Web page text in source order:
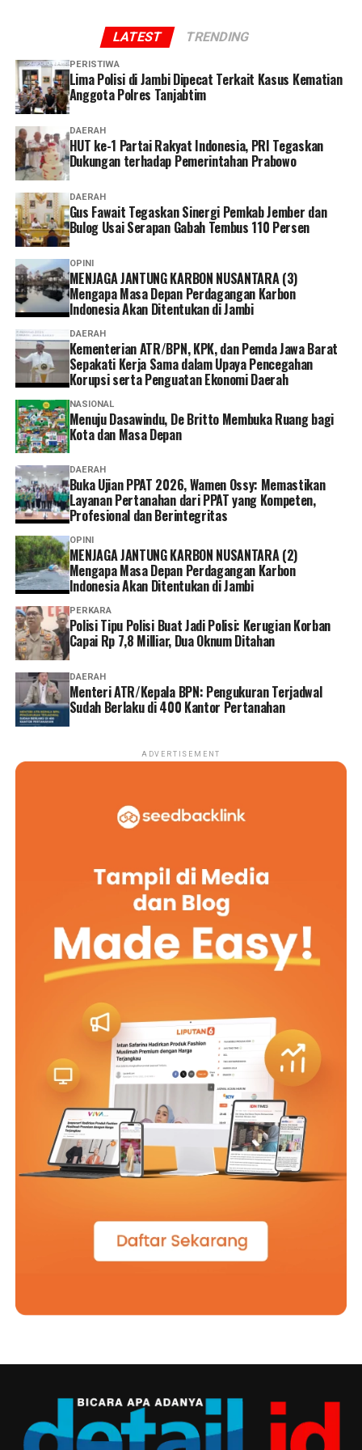
Dhia menilai layanan administrasi non tatap muka
menjadi solusi yang memudahkan peserta dalam
mengakses layanan BPJS Kesehatan.
Selain lebih praktis dan menghemat waktu, menurutnya
keberadaan berbagai kanal layanan digital memberikan
lebih banyak pilihan bagi peserta untuk mengurus
administrasi sesuai kebutuhan dan kondisi masing-
masing.
Ia pun menganggap kepesertaan JKN penting dimiliki
sebagai bentuk perlindungan kesehatan bagi diri sendiri
dan keluarga sekaligus mendukung keberlangsungan
Program JKN.
“Menurut saya, layanan non tatap muka ini sangat
memudahkan karena semua urusan administrasi bisa
diakses cukup melalui handphone. Saya berharap ke
depannya layanannya terus dikembangkan agar semakin
mudah digunakan dan kendala teknis bisa semakin
diminimalkan. Dengan begitu, peserta bisa mengurus
administrasi dengan lebih cepat tanpa harus datang dan
mengantre di kantor,” tuturnya. (*)
LATEST TRENDING
PERISTIWA
Lima Polisi di Jambi Dipecat Terkait Kasus Kematian
Anggota Polres Tanjabtim
DAERAH
HUT ke-1 Partai Rakyat Indonesia, PRI Tegaskan
Dukungan terhadap Pemerintahan Prabowo
DAERAH
Gus Fawait Tegaskan Sinergi Pemkab Jember dan
Bulog Usai Serapan Gabah Tembus 110 Persen
OPINI
MENJAGA JANTUNG KARBON NUSANTARA (3)
Mengapa Masa Depan Perdagangan Karbon
Indonesia Akan Ditentukan di Jambi
DAERAH
Kementerian ATR/BPN, KPK, dan Pemda Jawa Barat
Sepakati Kerja Sama dalam Upaya Pencegahan
Korupsi serta Penguatan Ekonomi Daerah
NASIONAL
Menuju Dasawindu, De Britto Membuka Ruang bagi
Kota dan Masa Depan
DAERAH
Buka Ujian PPAT 2026, Wamen Ossy: Memastikan
Layanan Pertanahan dari PPAT yang Kompeten,
Profesional dan Berintegritas
OPINI
MENJAGA JANTUNG KARBON NUSANTARA (2)
Mengapa Masa Depan Perdagangan Karbon
Indonesia Akan Ditentukan di Jambi
PERKARA
Polisi Tipu Polisi Buat Jadi Polisi: Kerugian Korban
Capai Rp 7,8 Milliar, Dua Oknum Ditahan
DAERAH
Menteri ATR/Kepala BPN: Pengukuran Terjadwal
Sudah Berlaku di 400 Kantor Pertanahan
ADVERTISEMENT